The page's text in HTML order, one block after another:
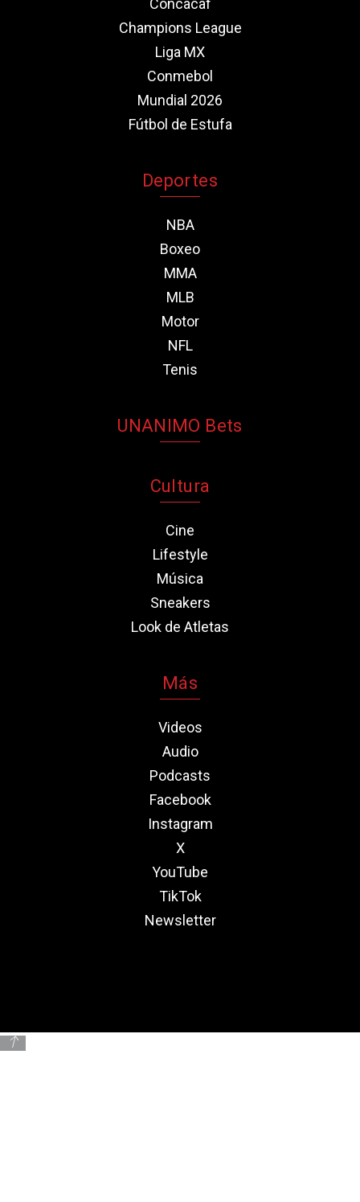
Champions League
Liga MX
Conmebol
Mundial 2026
Fútbol de Estufa
Deportes
NBA
Boxeo
MMA
MLB
Motor
NFL
Tenis
UNANIMO Bets
Cultura
Cine
Lifestyle
Música
Sneakers
Look de Atletas
Más
Videos
Audio
Podcasts
Facebook
Instagram
X
YouTube
TikTok
Newsletter